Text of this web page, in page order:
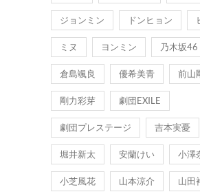
ジョンミン ドンヒョン
ミヌ ヨンミン 乃木坂46
倉島颯良 優希美青 前山
剛力彩芽 劇団EXILE
劇団プレステージ 吉本実憂
堀井新太 安蘭けい 小澤
小芝風花 山本涼介 山田